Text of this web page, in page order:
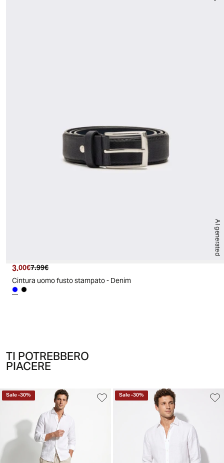
AI generated
Prezzo attuale
3.00€ Prezzo originale
7.99€
Cintura uomo fusto stampato - Denim
TI POTREBBERO
PIACERE
Sale-30% Sale-30%